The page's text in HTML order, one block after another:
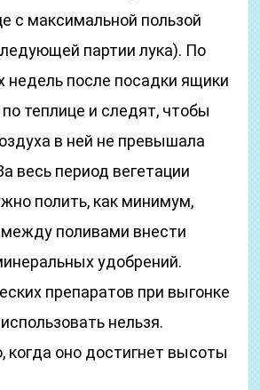
с максимальной пользой
партии лука). По
недель после посадки ящики
теплице и следят, чтобы
в ней не превышала
весь период вегетации
полить, как минимум,
поливами внести
удобрений.
препаратов при выгонке
нельзя.
когда оно достигнет высоты